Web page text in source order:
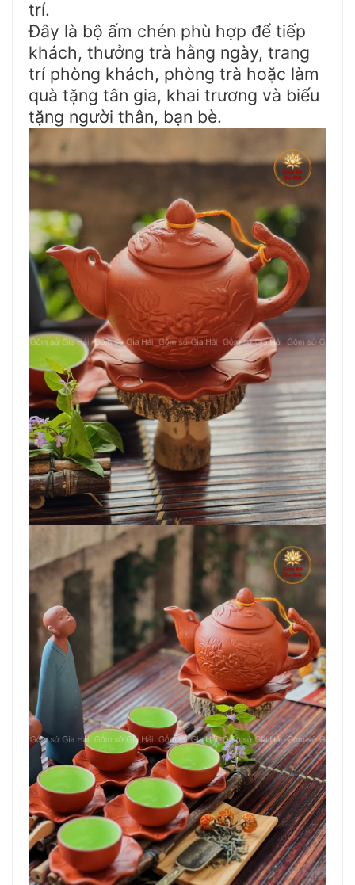
trí.
Đây là bộ ấm chén phù hợp để tiếp
khách, thưởng trà hằng ngày, trang
trí phòng khách, phòng trà hoặc làm
quà tặng tân gia, khai trương và biếu
tặng người thân, bạn bè.